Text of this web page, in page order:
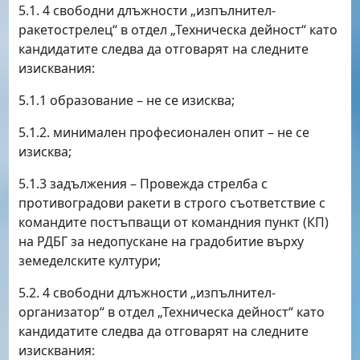
5.1. 4 свободни длъжности „изпълнител-
ракетострелец“ в отдел „Техническа дейност“ като
кандидатите следва да отговарят на следните
изисквания:
5.1.1 образование – не се изисква;
5.1.2. минимален професионален опит – не се
изисква;
5.1.3 задължения – Провежда стрелба с
противоградови ракети в строго съответствие с
командите постъпващи от командния пункт (КП)
на РДБГ за недопускане на градобитие върху
земеделските култури;
5.2. 4 свободни длъжности „изпълнител-
организатор“ в отдел „Техническа дейност“ като
кандидатите следва да отговарят на следните
изисквания: